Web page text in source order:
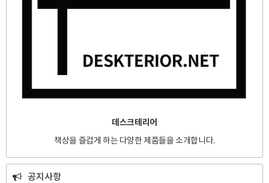
데스크테리어
책상을 즐겁게 하는 다양한 제품들을 소개합니다.
공지사항